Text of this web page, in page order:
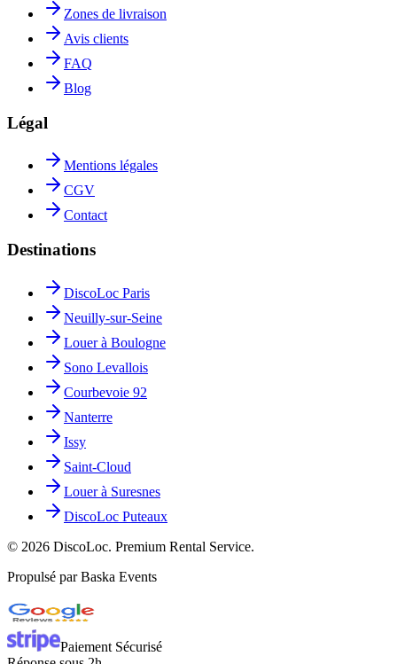
Zones de livraison
Avis clients
FAQ
Blog
Légal
Mentions légales
CGV
Contact
Destinations
DiscoLoc Paris
Neuilly-sur-Seine
Louer à Boulogne
Sono Levallois
Courbevoie 92
Nanterre
Issy
Saint-Cloud
Louer à Suresnes
DiscoLoc Puteaux
© 2026 DiscoLoc. Premium Rental Service.
Propulsé par Baska Events
Paiement Sécurisé